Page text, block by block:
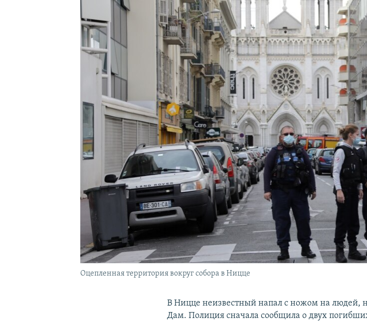
ПОДПИШИТЕСЬ НА РАССЫЛКУ
Оцепленная территория вокруг собора в Ницце
В Ницце неизвестный напал с ножом на людей,
Дам. Полиция сначала сообщила о двух